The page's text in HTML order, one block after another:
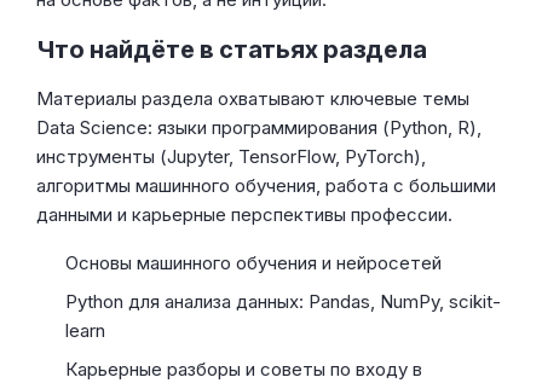
Что найдёте в статьях раздела
Материалы раздела охватывают ключевые темы
Data Science: языки программирования (Python, R),
инструменты (Jupyter, TensorFlow, PyTorch),
алгоритмы машинного обучения, работа с большими
данными и карьерные перспективы профессии.
Основы машинного обучения и нейросетей
Python для анализа данных: Pandas, NumPy, scikit-
learn
Карьерные разборы и советы по входу в